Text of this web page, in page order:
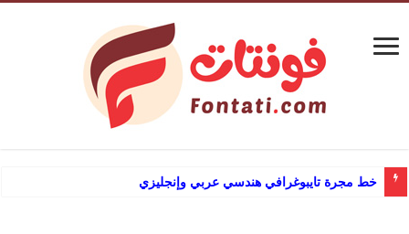
خط مجرة تايبوغرافي هندسي عربي وإنجليزي